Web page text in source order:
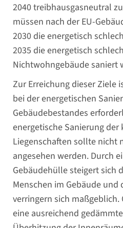
2040 treibhausgasneutral
müssen nach der EU-
2030 die energetisch
2035 die energetisch
Nichtwohngebäude saniert
Zur Erreichung dieser Ziele
bei der energetischen
Gebäudebestandes
energetische Sanierung
Liegenschaften sollte nicht
angesehen werden. Durch
Gebäudehülle steigert sich
Menschen im Gebäude
verringern sich
eine ausreichend